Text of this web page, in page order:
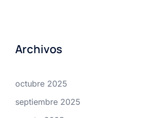
Archivos
octubre 2025
septiembre 2025